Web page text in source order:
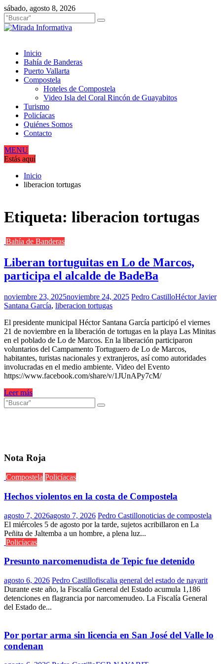
Saltar
al
contenido
sábado, agosto 8, 2026
Inicio
Bahía de Banderas
Puerto Vallarta
Compostela
Hoteles de Compostela
Video Isla del Coral Rincón de Guayabitos
Turismo
Policíacas
Quiénes Somos
Contacto
MENU
Estás aquí
Inicio
liberacion tortugas
Etiqueta: liberacion tortugas
Bahía de Banderas
Liberan tortuguitas en Lo de Marcos,
participa el alcalde de BadeBa
noviembre 23, 2025noviembre 24, 2025 Pedro CastilloHéctor Javier
Santana García, liberacion tortugas
El presidente municipal Héctor Santana García participó el viernes
21 de noviembre en la liberación de tortugas en la playa Las Minitas
en el poblado de Lo de Marcos. En la liberación participaron
voluntarios del Campamento Tortuguero de Lo de Marcos,
habitantes, turistas nacionales y extranjeros, así como autoridades
involucradas en el medio ambiente. Video del Evento
https://www.facebook.com/share/v/1JUnAPy7cM/
Leer más
Nota Roja
Compostela Policíacas
Hechos violentos en la costa de Compostela
agosto 7, 2026agosto 7, 2026 Pedro Castillonoticias de compostela
El miércoles 5 de agosto por la tarde, sujetos acribillaron en La
Peñita de Jaltemba a un hombre, a plena luz...
Policíacas
Presunto narcomenudista de Tepic fue detenido
agosto 6, 2026 Pedro Castillofiscalia general del estado de nayarit
Durante este año, la Fiscalía General del Estado acumula 1,186
detenciones en flagrancia por narcomenudeo. La Fiscalía General
del Estado de...
Por portar arma sin licencia en San José del Valle lo
condenan